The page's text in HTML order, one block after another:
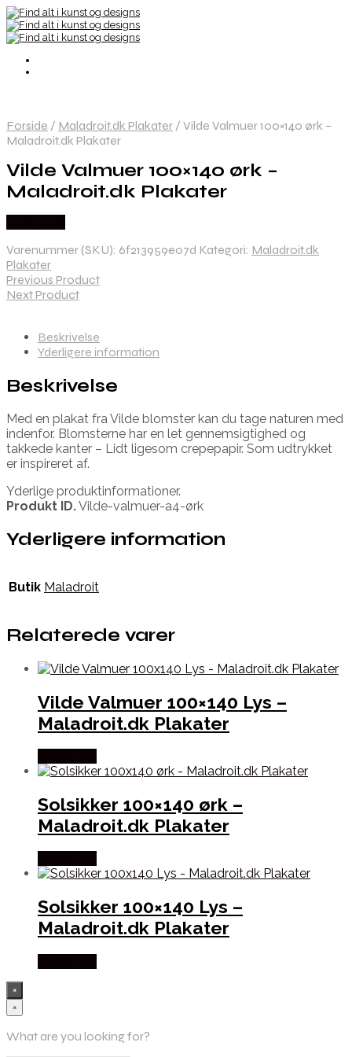
Forside / Maladroit.dk Plakater / Vilde Valmuer 100×140 ørk –
Maladroit.dk Plakater
Vilde Valmuer 100×140 ørk –
Maladroit.dk Plakater
Varenummer (SKU): 6f213959e07d Kategori: Maladroit.dk
Plakater
Previous Product
Next Product
Beskrivelse
Yderligere information
Beskrivelse
Med en plakat fra Vilde blomster kan du tage naturen med
indenfor. Blomsterne har en let gennemsigtighed og
takkede kanter – Lidt ligesom crepepapir. Som udtrykket
er inspireret af.
Yderlige produktinformationer.
Produkt ID.Vilde-valmuer-a4-ørk
Yderligere information
Butik Maladroit
Relaterede varer
Vilde Valmuer 100×140 Lys –
Maladroit.dk Plakater
Solsikker 100×140 ørk –
Maladroit.dk Plakater
Solsikker 100×140 Lys –
Maladroit.dk Plakater
×
×
What are you looking for?